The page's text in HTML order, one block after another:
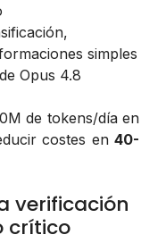
simples
Opus 4.8
de tokens/día en
costes en 40-
verificación
crítico